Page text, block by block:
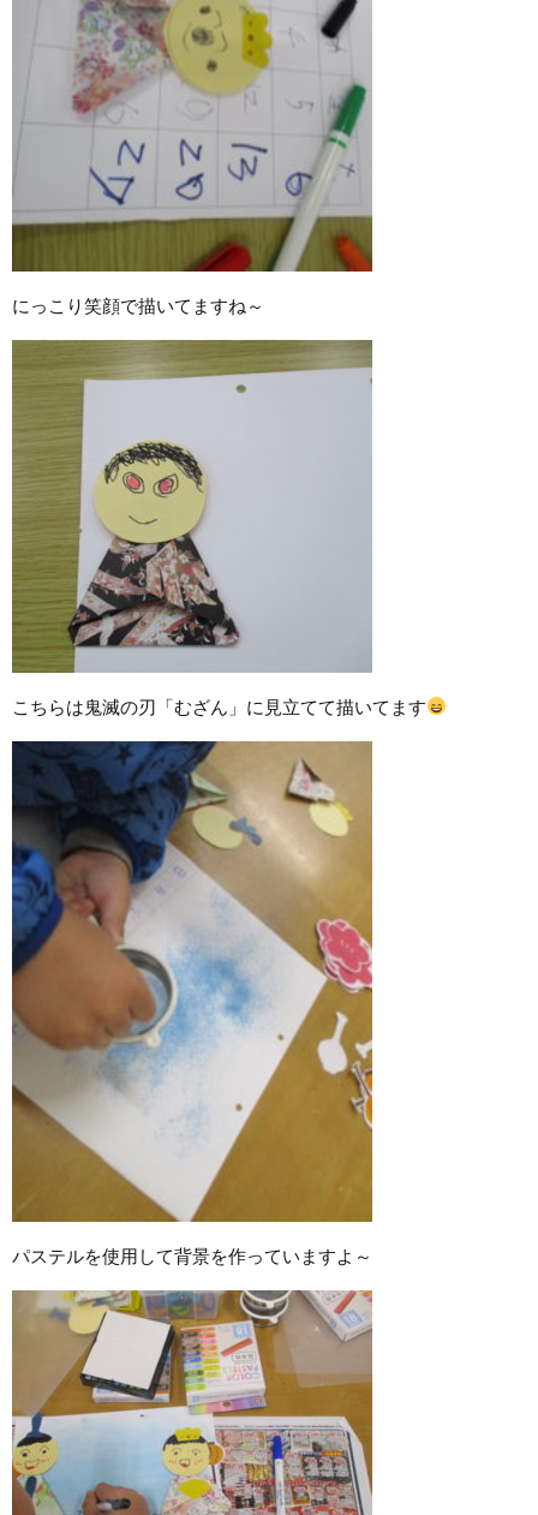
にっこり笑顔で描いてますね～
こちらは鬼滅の刃「むざん」に見立てて描いてます
パステルを使用して背景を作っていますよ～